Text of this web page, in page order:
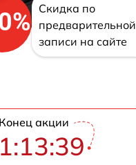
Скидка по
предварительной
записи на сайте
Конец акции